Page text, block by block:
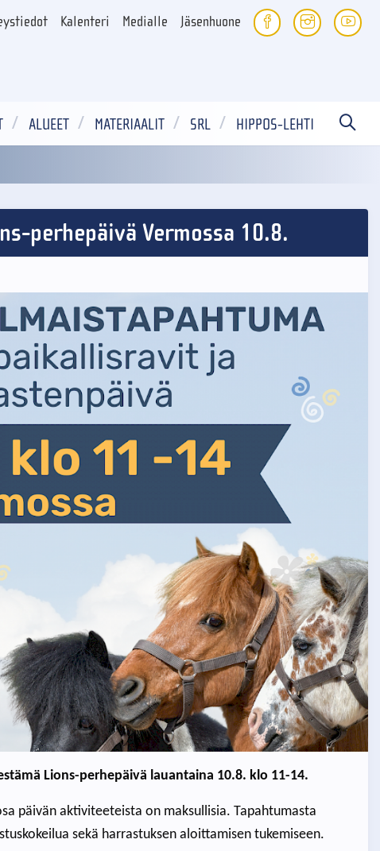
Kalenteri Medialle Jäsenhuone
ALUEET MATERIAALIT SRL HIPPOS-LEHTI
perhepäivä Vermossa 10.8.
Lions-perhepäivä lauantaina 10.8. klo 11-14.
päivän aktiviteeteista on maksullisia. Tapahtumasta
sekä harrastuksen aloittamisen tukemiseen.